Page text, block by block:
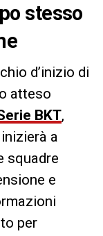
stesso
d’inizio di
atteso
BKT,
a
squadre
e
per